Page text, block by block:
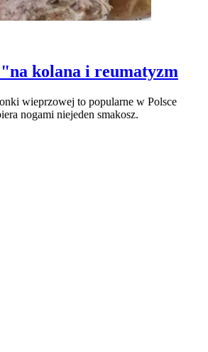
kolana i reumatyzm
wieprzowej to popularne w Polsce
nogami niejeden smakosz.